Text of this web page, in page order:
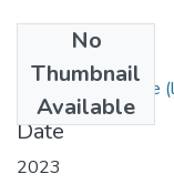
No
Thumbnail
Available
mémoir fin d'etude
Date
2023